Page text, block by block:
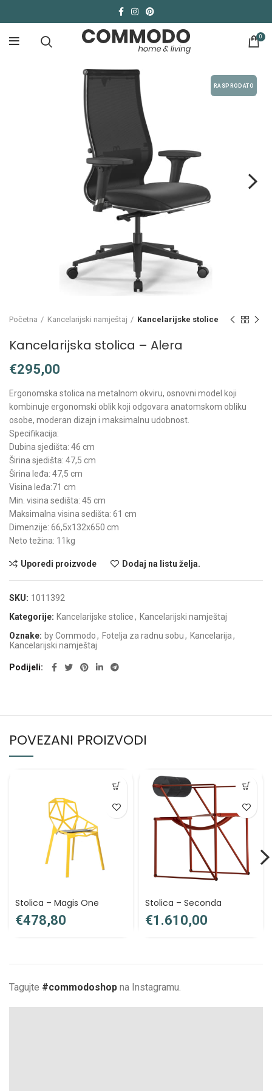
0
RASPRODATO
Početna Kancelarijski namještaj Kancelarijske stolice
Kancelarijska stolica – Alera
€
Ergonomska stolica na metalnom okviru, osnovni model koji
kombinuje ergonomski oblik koji odgovara anatomskom obliku
osobe, moderan dizajn i maksimalnu udobnost.
Specifikacija:
Dubina sjedišta: 46 cm
Širina sjedišta: 47,5 cm
Širina leđa: 47,5 cm
Visina leđa:71 cm
Min. visina sedišta: 45 cm
Maksimalna visina sedišta: 61 cm
Dimenzije: 66,5x132x650 cm
Neto težina: 11kg
Uporedi proizvode Dodaj na listu želja.
SKU: 1011392
Kategorije: Kancelarijske stolice, Kancelarijski namještaj
Oznake: by Commodo, Fotelja za radnu sobu, Kancelarija,
Kancelarijski namještaj
Podijeli
POVEZANI PROIZVODI
Stolica – Magis One
€
Stolica – Seconda
€
Tagujte #commodoshop na Instagramu.